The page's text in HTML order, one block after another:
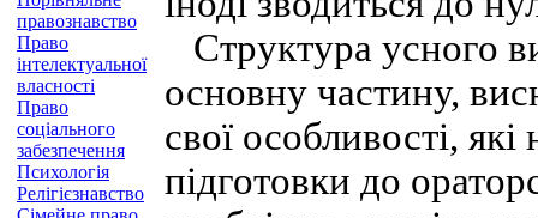
правознавство
Право
інтелектуальної
власності
Право
соціального
забезпечення
Психологія
Релігієзнавство
Структура усного
основну частину,
свої особливості,
підготовки до